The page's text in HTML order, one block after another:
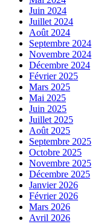
Juin 2024
Juillet 2024
Août 2024
Septembre 2024
Novembre 2024
Décembre 2024
Février 2025
Mars 2025
Mai 2025
Juin 2025
Juillet 2025
Août 2025
Septembre 2025
Octobre 2025
Novembre 2025
Décembre 2025
Janvier 2026
Février 2026
Mars 2026
Avril 2026